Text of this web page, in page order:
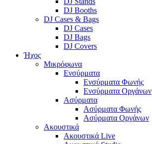
DJ Booths
DJ Cases & Bags
DJ Cases
DJ Bags
DJ Covers
Ήχος
Μικρόφωνα
Ενσύρματα
Ενσύρματα Φωνής
Ενσύρματα Οργάνων
Ασύρματα
Ασύρματα Φωνής
Ασύρματα Οργάνων
Ακουστικά
Ακουστικά Live